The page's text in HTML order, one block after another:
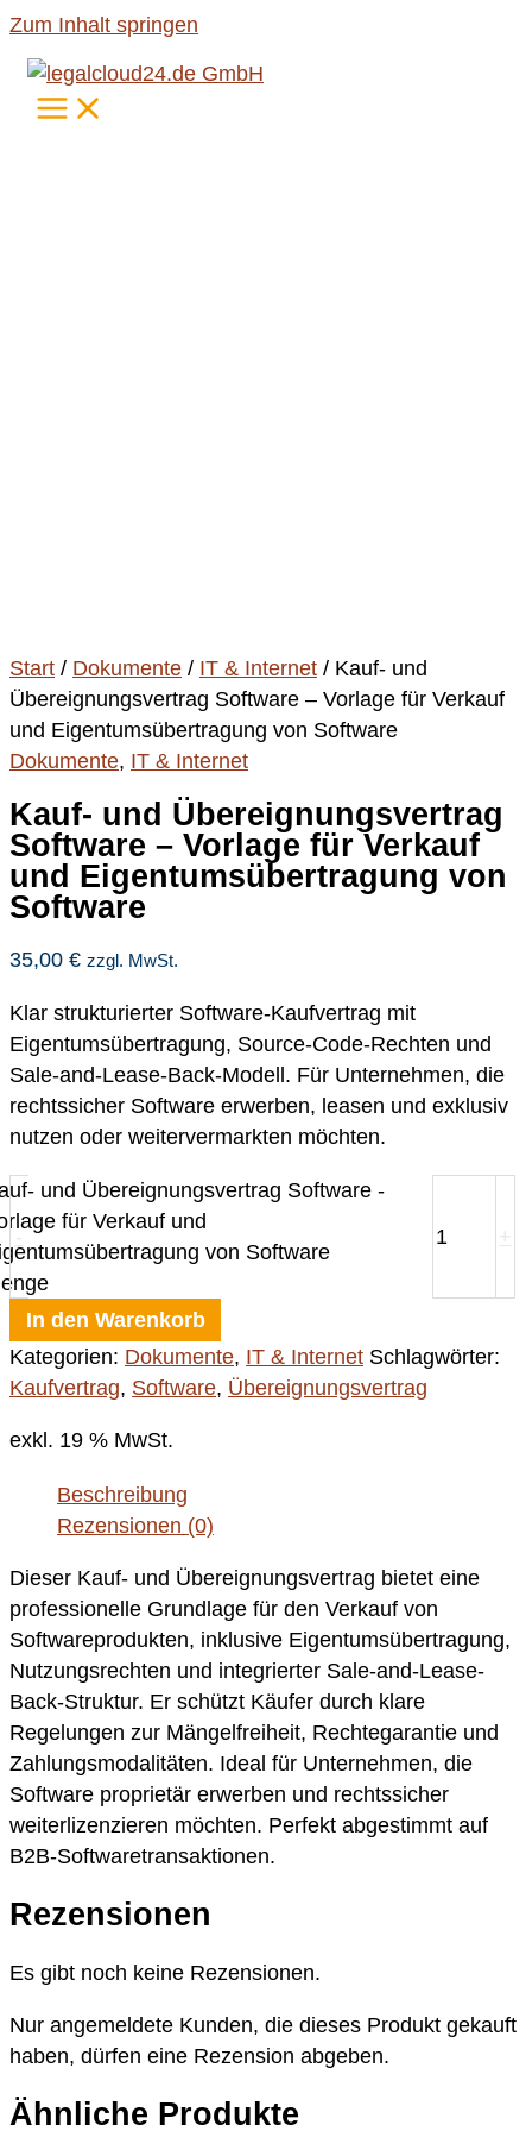
Zum Inhalt springen
Start / Dokumente / IT & Internet / Kauf- und
Übereignungsvertrag Software – Vorlage für Verkauf
und Eigentumsübertragung von Software
Dokumente, IT & Internet
Kauf- und Übereignungsvertrag
Software – Vorlage für Verkauf
und Eigentumsübertragung von
Software
35,00 € zzgl. MwSt.
Klar strukturierter Software-Kaufvertrag mit
Eigentumsübertragung, Source-Code-Rechten und
Sale-and-Lease-Back-Modell. Für Unternehmen, die
rechtssicher Software erwerben, leasen und exklusiv
nutzen oder weitervermarkten möchten.
-
und Übereignungsvertrag Software -
für Verkauf und
von Software
In den Warenkorb
Kategorien: Dokumente, IT & Internet Schlagwörter:
Kaufvertrag, Software, Übereignungsvertrag
exkl. 19 % MwSt.
Beschreibung
Rezensionen (0)
Dieser Kauf- und Übereignungsvertrag bietet eine
professionelle Grundlage für den Verkauf von
Softwareprodukten, inklusive Eigentumsübertragung,
Nutzungsrechten und integrierter Sale-and-Lease-
Back-Struktur. Er schützt Käufer durch klare
Regelungen zur Mängelfreiheit, Rechtegarantie und
Zahlungsmodalitäten. Ideal für Unternehmen, die
Software proprietär erwerben und rechtssicher
weiterlizenzieren möchten. Perfekt abgestimmt auf
B2B-Softwaretransaktionen.
Rezensionen
Es gibt noch keine Rezensionen.
Nur angemeldete Kunden, die dieses Produkt gekauft
haben, dürfen eine Rezension abgeben.
Ähnliche Produkte